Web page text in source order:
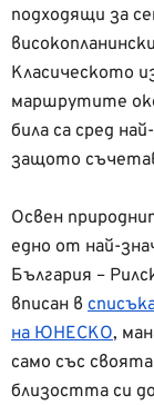
подходящи за
Класическото
маршрутите
била са сред
защото
Освен
едно от най-
България –
вписан в
на ЮНЕСКО,
само със
близостта си